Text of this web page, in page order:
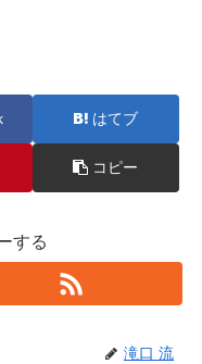
はてブ
コピー
する
滝口 流